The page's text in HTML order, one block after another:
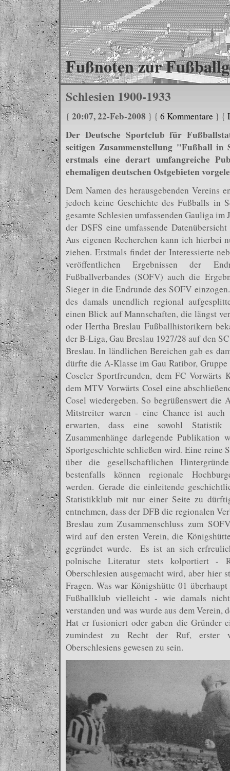
Fußnoten zur
Schlesien 1900-1933
{ 20:07, 22-Feb-2008 } { 6 Kommentare } {
Der Deutsche Sportclub für
seitigen Zusammenstellung "Fußball in
erstmals eine derart umfangreiche
ehemaligen deutschen Ostgebieten
Dem Namen des herausgebenden Vereins
jedoch keine Geschichte des Fußballs in
gesamte Schlesien umfassenden Gauliga
der DSFS eine umfassende
Aus eigenen Recherchen kann ich hierbei
ziehen. Erstmals findet der Interessierte
veröffentlichen Ergebnissen der
Fußballverbandes (SOFV) auch die
Sieger in die Endrunde des SOFV
des damals unendlich regional
einen Blick auf Mannschaften, die längst
oder Hertha Breslau Fußballhistorikern
der B-Liga, Gau Breslau 1927/28 auf den
Breslau. In ländlichen Bereichen gab es
dürfte die A-Klasse im Gau Ratibor,
Coseler Sportfreunden, dem FC Vorwärts
dem MTV Vorwärts Cosel eine
Cosel wiedergeben. So begrüßenswert
Mitstreiter waren - eine Chance ist
erwarten, dass eine sowohl Statistik
Zusammenhänge darlegende Publikation
Sportgeschichte schließen wird. Eine reine
über die gesellschaftlichen
bestenfalls können regionale
werden. Gerade die einleitende
Statistikklub mit nur einer Seite zu
entnehmen, dass der DFB die regionalen
Breslau zum Zusammenschluss zum
wird auf den ersten Verein, die
gegründet wurde. Es ist an sich
polnische Literatur stets kolportiert
Oberschlesien ausgemacht wird, aber hier
Fragen. Was war Königshütte 01
Fußballklub vielleicht - wie damals
verstanden und was wurde aus dem
Hat er fusioniert oder gaben die Gründer
zumindest zu Recht der Ruf, erster
Oberschlesiens gewesen zu sein.